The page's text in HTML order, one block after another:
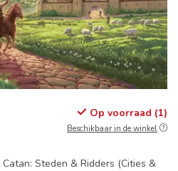
Op voorraad (1)
Beschikbaar in de winkel
Steden & Ridders (Cities &